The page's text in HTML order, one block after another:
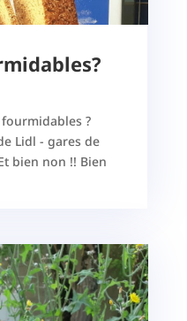
?
Lidl - gares de
bien non !! Bien